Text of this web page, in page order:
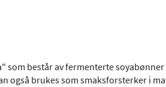
som består av fermenterte
også brukes som smaksforsterker i